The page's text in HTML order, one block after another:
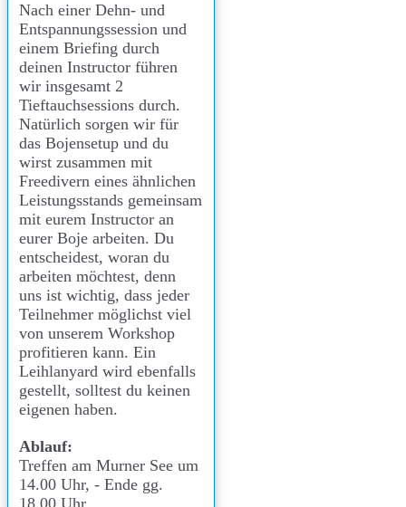
Nach einer Dehn- und
Entspannungssession und
einem Briefing durch
deinen Instructor führen
wir insgesamt 2
Tieftauchsessions durch.
Natürlich sorgen wir für
das Bojensetup und du
wirst zusammen mit
Freedivern eines ähnlichen
Leistungsstands gemeinsam
mit eurem Instructor an
eurer Boje arbeiten. Du
entscheidest, woran du
arbeiten möchtest, denn
uns ist wichtig, dass jeder
Teilnehmer möglichst viel
von unserem Workshop
profitieren kann. Ein
Leihlanyard wird ebenfalls
gestellt, solltest du keinen
eigenen haben.
Ablauf:
Treffen am Murner See um
14.00 Uhr, - Ende gg.
18.00 Uhr